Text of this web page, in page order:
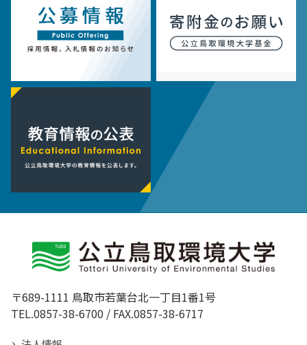
〒689-1111 鳥取市若葉台北一丁目1番1号
TEL.0857-38-6700 / FAX.0857-38-6717